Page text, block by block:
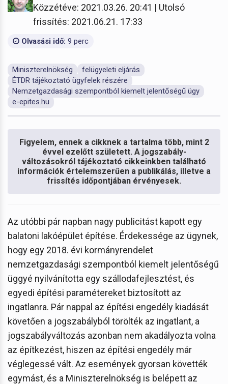
Közzétéve: 2021.03.26. 20:41 | Utolsó
frissítés: 2021.06.21. 17:33
Olvasási idő: 9 perc
Miniszterelnökség
felügyeleti eljárás
ÉTDR tájékoztató ügyfelek részére
Nemzetgazdasági szempontból kiemelt jelentőségű ügy
e-epites.hu
Figyelem, ennek a cikknek a tartalma több, mint 2
évvel ezelőtt született. A jogszabály-
változásokról tájékoztató cikkeinkben található
információk értelemszerűen a publikálás, illetve a
frissítés időpontjában érvényesek.
Az utóbbi pár napban nagy publicitást kapott egy
balatoni lakóépület építése. Érdekessége az ügynek,
hogy egy 2018. évi kormányrendelet
nemzetgazdasági szempontból kiemelt jelentőségű
üggyé nyilvánította egy szállodafejlesztést, és
egyedi építési paramétereket biztosított az
ingatlanra. Pár nappal az építési engedély kiadását
követően a jogszabályból törölték az ingatlant, a
jogszabályváltozás azonban nem akadályozta volna
az építkezést, hiszen az építési engedély már
véglegessé vált. Az események gyorsan követték
egymást, és a Miniszterelnökség is belépett az